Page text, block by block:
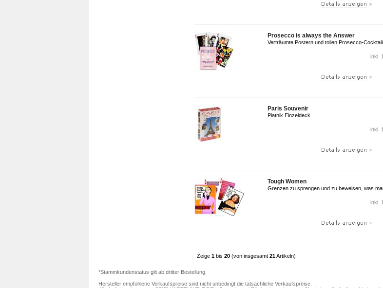
Prosecco is always the Answer
Verträumte Postern und tollen Prosecco-
inkl.
Paris Souvenir
Piatnik Einzeldeck
inkl.
Tough Women
Grenzen zu sprengen und zu beweisen, was
inkl.
Zeige 1 bis 20 (von insgesamt 21Artikeln)
*Stammkundenstatus gilt ab dritter Bestellung.
Hersteller empfohlene Verkaufspreise sind nicht unbedingt die tatsächliche Verkaufspreise.